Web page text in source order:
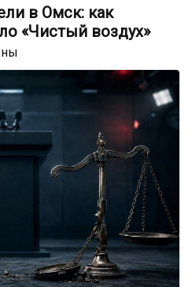
в Омск: как
«Чистый воздух»